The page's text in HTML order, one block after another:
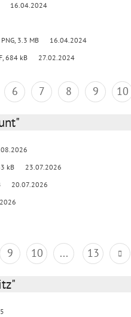
16.04.2024
PNG, 3.3 MB 16.04.2024
684 kB 27.02.2024
6 7 8 9 10
kB 23.07.2026
20.07.2026
9 10 ... 13